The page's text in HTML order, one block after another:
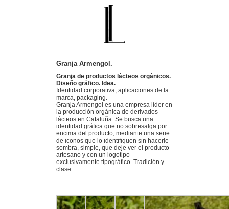
Granja Armengol.
Granja de productos lácteos orgánicos.
Diseño gráfico. Idea.
Identidad corporativa, aplicaciones de la
marca, packaging.
Granja Armengol es una empresa líder en
la producción orgánica de derivados
lácteos en Cataluña. Se busca una
identidad gráfica que no sobresalga por
encima del producto, mediante una serie
de iconos que lo identifiquen sin hacerle
sombra, simple, que deje ver el producto
artesano y con un logotipo
exclusivamente tipográfico. Tradición y
clase.